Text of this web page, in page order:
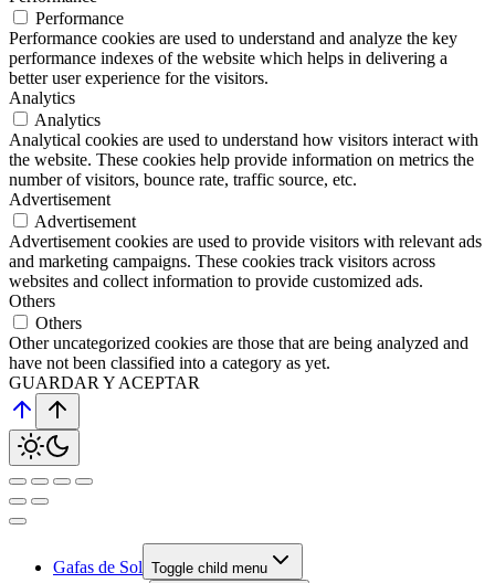
Performance
Performance cookies are used to understand and analyze the key
performance indexes of the website which helps in delivering a
better user experience for the visitors.
Analytics
Analytics
Analytical cookies are used to understand how visitors interact with
the website. These cookies help provide information on metrics the
number of visitors, bounce rate, traffic source, etc.
Advertisement
Advertisement
Advertisement cookies are used to provide visitors with relevant ads
and marketing campaigns. These cookies track visitors across
websites and collect information to provide customized ads.
Others
Others
Other uncategorized cookies are those that are being analyzed and
have not been classified into a category as yet.
GUARDAR Y ACEPTAR
Gafas de Sol Toggle child menu